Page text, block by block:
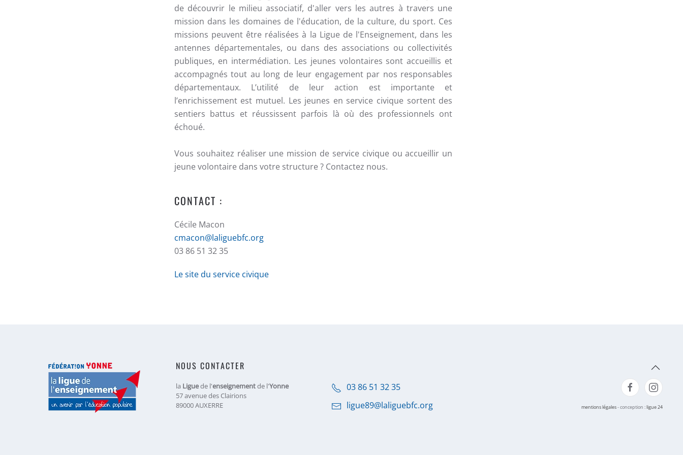
de découvrir le milieu associatif, d'aller vers les autres à travers une
mission dans les domaines de l'éducation, de la culture, du sport. Ces
missions peuvent être réalisées à la Ligue de l'Enseignement, dans les
antennes départementales, ou dans des associations ou collectivités
publiques, en intermédiation. Les jeunes volontaires sont accueillis et
accompagnés tout au long de leur engagement par nos responsables
départementaux. L’utilité de leur action est importante et
l’enrichissement est mutuel. Les jeunes en service civique sortent des
sentiers battus et réussissent parfois là où des professionnels ont
échoué.
Vous souhaitez réaliser une mission de service civique ou accueillir un
jeune volontaire dans votre structure ? Contactez nous.
CONTACT :
Cécile Macon
cmacon@laliguebfc.org
03 86 51 32 35
Le site du service civique
NOUS CONTACTER
la Liguede l'enseignementde l'Yonne
57 avenue des Clairions
89000 AUXERRE
03 86 51 32 35
ligue89@laliguebfc.org
mentions légales- conception :ligue 24